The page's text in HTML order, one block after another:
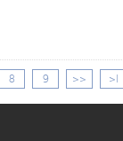
8 9 >> >|